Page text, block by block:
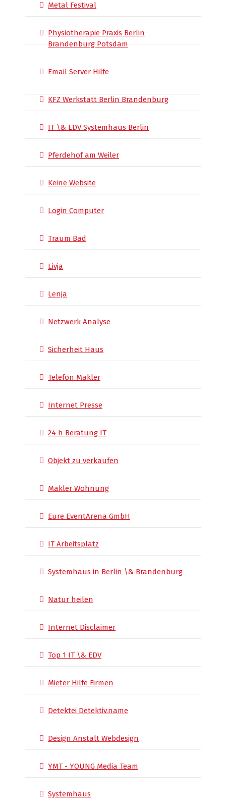
Metal Festival
Physiotherapie Praxis Berlin
Brandenburg Potsdam
Email Server Hilfe
KFZ Werkstatt Berlin Brandenburg
IT \& EDV Systemhaus Berlin
Pferdehof am Weiler
Keine Website
Login Computer
Traum Bad
Livja
Lenja
Netzwerk Analyse
Sicherheit Haus
Telefon Makler
Internet Presse
24 h Beratung IT
Objekt zu verkaufen
Makler Wohnung
Eure EventArena GmbH
IT Arbeitsplatz
Systemhaus in Berlin \& Brandenburg
Natur heilen
Internet Disclaimer
Top 1 IT \& EDV
Mieter Hilfe Firmen
Detektei Detektiv.name
Design Anstalt Webdesign
YMT - YOUNG Media Team
Systemhaus